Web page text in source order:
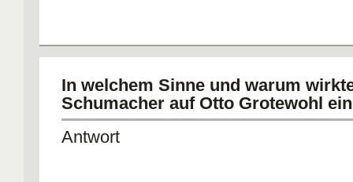
In welchem Sinne und warum
Schumacher auf Otto Grotewohl
Antwort